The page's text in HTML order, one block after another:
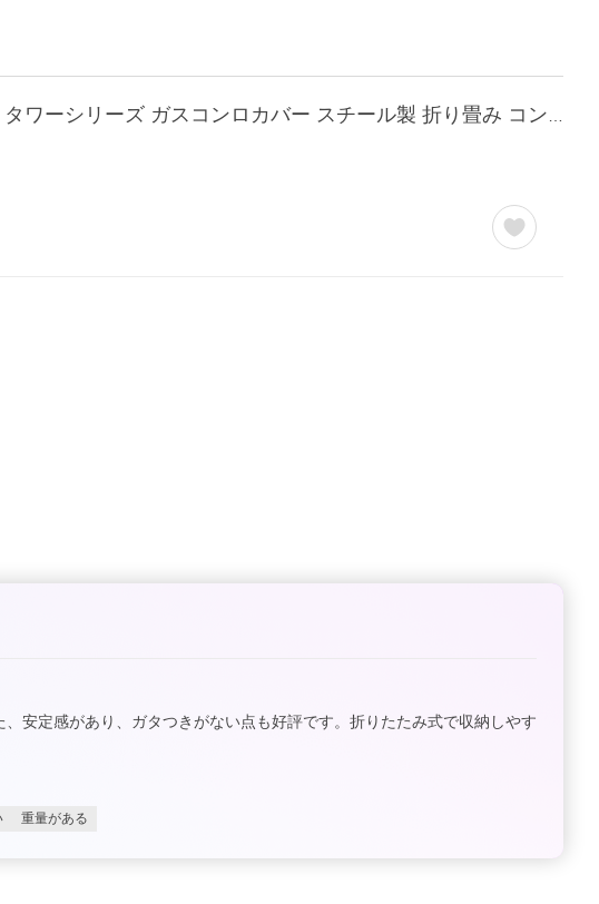
安定感があり、ガタつきがない点も好評です。折りたたみ式で収納しやす
重量がある